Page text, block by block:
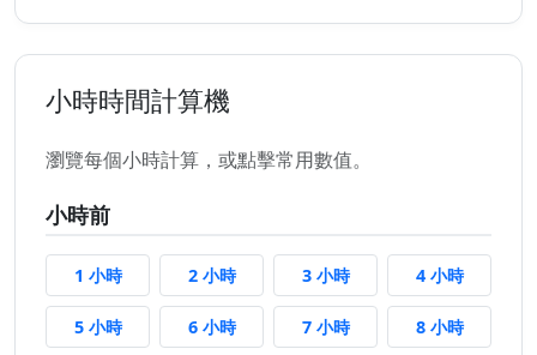
小時時間計算機
瀏覽每個小時計算，或點擊常用數值。
小時前
1 小時1 小時前 2 小時2 小時前 3 小時3 小時前 4 小時4 小時前
5 小時5 小時前 6 小時6 小時前 7 小時7 小時前 8 小時8 小時前